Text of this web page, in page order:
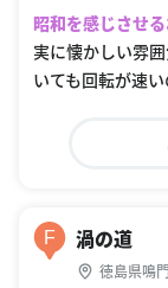
昭和を感じさせ
実に懐かしい雰
いても回転が速い
F 渦の道
徳島県鳴